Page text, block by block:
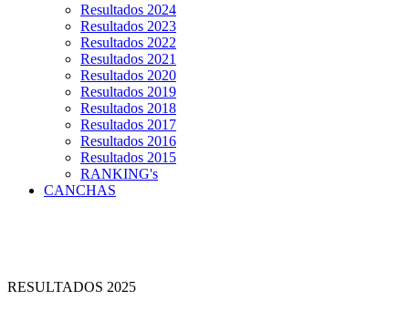
Resultados 2024
Resultados 2023
Resultados 2022
Resultados 2021
Resultados 2020
Resultados 2019
Resultados 2018
Resultados 2017
Resultados 2016
Resultados 2015
RANKING's
CANCHAS
RESULTADOS 2025